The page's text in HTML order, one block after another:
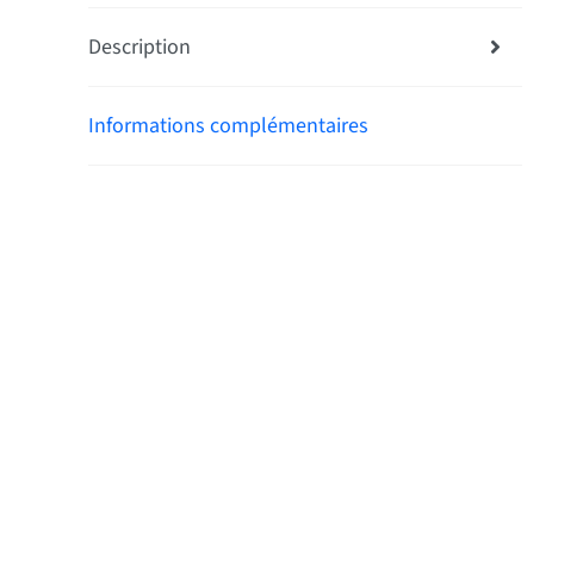
Description
Informations complémentaires